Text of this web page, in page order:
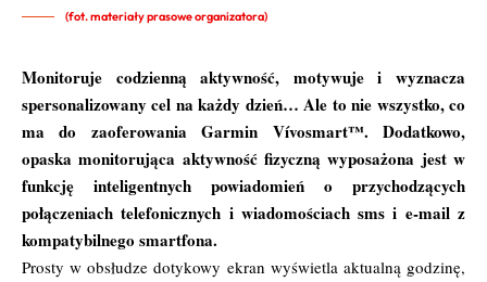
(fot. materiały prasowe organizatora)
Monitoruje codzienną aktywność, motywuje i wyznacza
spersonalizowany cel na każdy dzień… Ale to nie wszystko, co
ma do zaoferowania Garmin Vívosmart™. Dodatkowo,
opaska monitorująca aktywność fizyczną wyposażona jest w
funkcję inteligentnych powiadomień o przychodzących
połączeniach telefonicznych i wiadomościach sms i e-mail z
kompatybilnego smartfona.
Prosty w obsłudze dotykowy ekran wyświetla aktualną godzinę,